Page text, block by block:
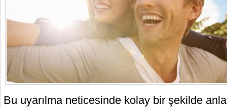
Bu uyarılma neticesinde kolay bir şekilde